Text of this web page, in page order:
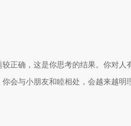
正确，这是你思考的结果。你对人
会与小朋友和睦相处，会越来越明